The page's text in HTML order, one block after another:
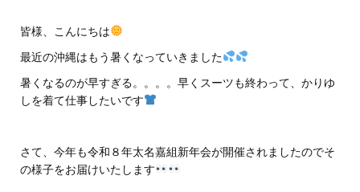
皆様、こんにちは
最近の沖縄はもう暑くなっていきました
暑くなるのが早すぎる。。。。早くスーツも終わって、かりゆ
しを着て仕事したいです
さて、今年も令和８年太名嘉組新年会が開催されましたのでそ
の様子をお届けいたします